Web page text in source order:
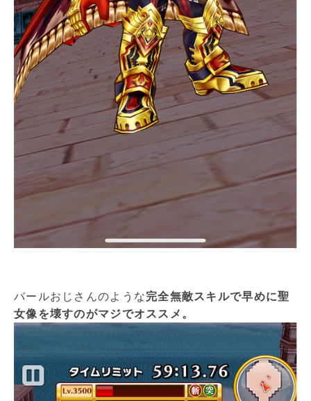
バールおじさんのような完全無敵スキルで早めに聖
女像を壊すのがマジでオススメ。